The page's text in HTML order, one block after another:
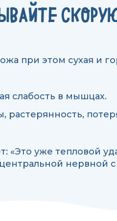
при этом сухая и
слабость в мышцах.
растерянность,
«Это уже тепловой
нервной